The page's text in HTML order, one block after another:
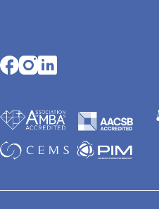
Opens in a new tab
Opens in a new tab
Opens in a new tab